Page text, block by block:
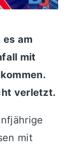
es am
mit
verletzt.
mit